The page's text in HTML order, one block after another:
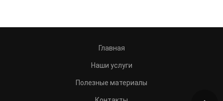
Главная
Наши услуги
Полезные материалы